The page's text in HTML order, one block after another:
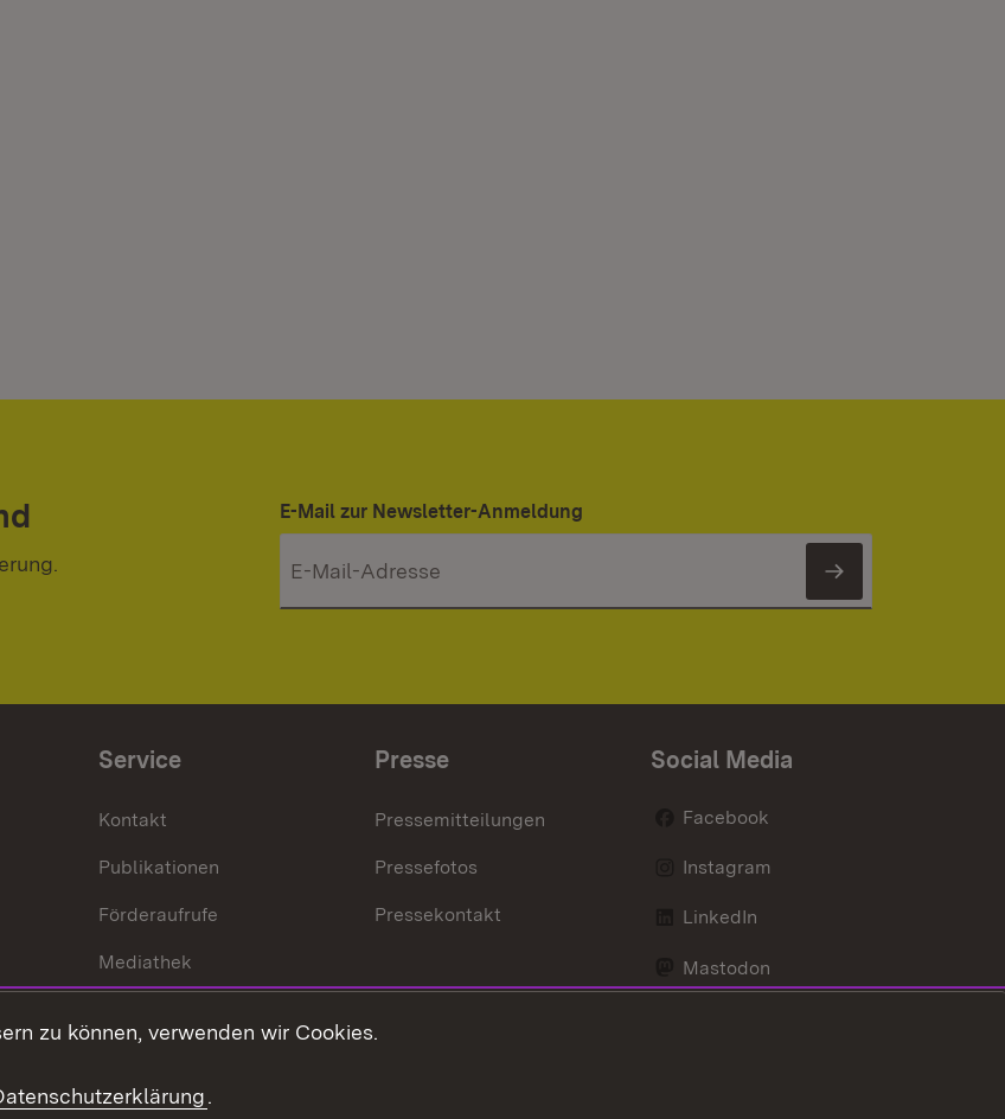
E-Mail zur Newsletter-Anmeldung
Newsletter
Service
Kontakt
Publikationen
Förderaufrufe
Mediathek
Presse
Pressemitteilungen
Pressefotos
Pressekontakt
Social Media
Facebook
Instagram
LinkedIn
Mastodon
zu können, verwenden wir Cookies.
.